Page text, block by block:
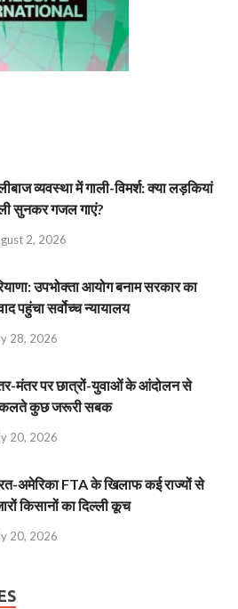
व्‍यवस्‍था में गाली-विमर्श: क्या लड़कियां
सुनकर गजल गाएं?
2, 2026
उपभोक्ता आयोग बनाम सरकार का
पहुंचा सर्वोच्च न्यायालय
28, 2026
मंतर पर छात्रों-युवाओं के आंदोलन से
कुछ जरूरी सबक
20, 2026
अमेरिका FTA के खिलाफ कई राज्यों से
किसानों का दिल्ली कूच
20, 2026